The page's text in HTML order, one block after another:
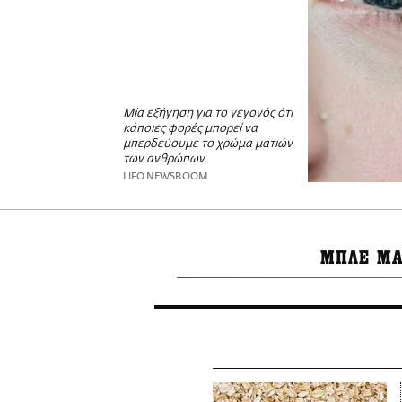
Μία εξήγηση για το γεγονός ότι
κάποιες φορές μπορεί να
μπερδεύουμε το χρώμα ματιών
των ανθρώπων
LIFO NEWSROOM
ΜΠΛΕ